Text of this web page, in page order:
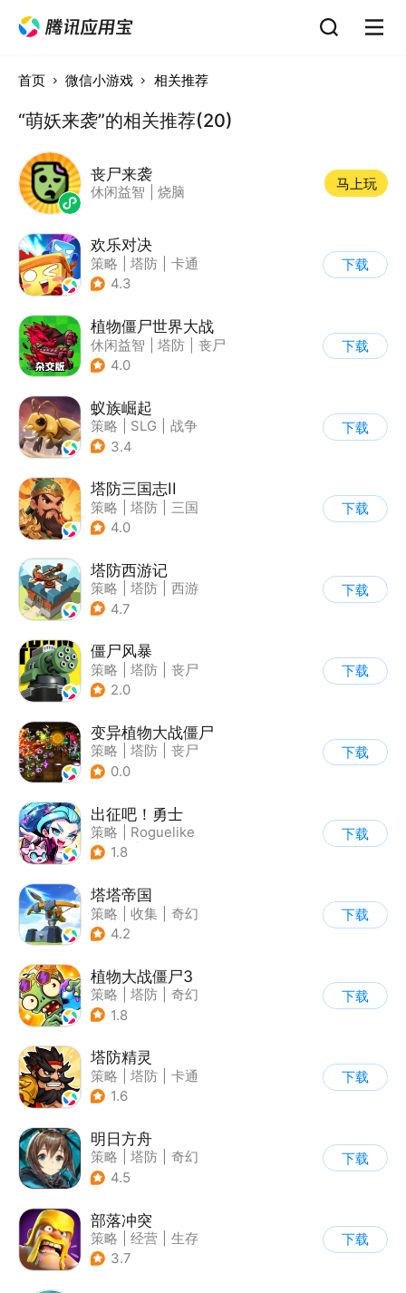
首页 微信小游戏 相关推荐
“萌妖来袭”的相关推荐(20)
丧尸来袭
休闲益智 烧脑
马上玩
欢乐对决
策略 塔防
卡通
| 卡牌
4.3
下载
植物僵尸世界大战
休闲益智 塔防
丧尸
| 卡通
4.0
下载
蚁族崛起
策略 SLG
战争
| 卡通
3.4
下载
塔防三国志II
策略 塔防
三国
| 卡通
4.0
下载
塔防西游记
策略 塔防
西游
| 萌系
4.7
下载
僵尸风暴
策略 塔防
丧尸
| 卡通
2.0
下载
变异植物大战僵尸
策略 塔防
丧尸
| 卡通
0.0
下载
出征吧！勇士
策略
Roguelike
| 末日
1.8
下载
塔塔帝国
策略 收集
奇幻
| 卡通
4.2
下载
植物大战僵尸3
策略 塔防
奇幻
| 开放世界
1.8
下载
塔防精灵
策略 塔防
卡通
| 自走棋
1.6
下载
明日方舟
策略 塔防
奇幻
| 废土
4.5
下载
部落冲突
策略 经营
生存
| 部落冲突
3.7
下载